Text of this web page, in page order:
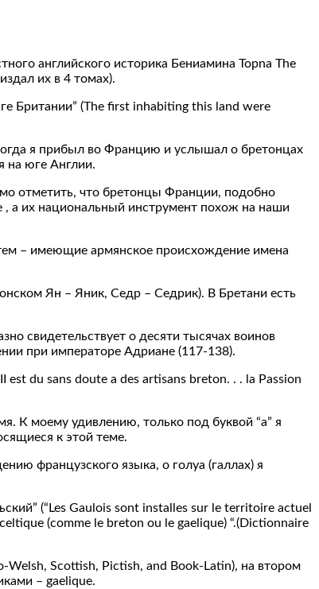
английского историка Бениамина Торnа The
их в 4 томах).
Британии” (The first inhabiting this land were
я прибыл во Францию и услышал о бретонцах
на юге Англии.
отметить, что бретонцы Франции, подобно
, а их национальный инструмент похож на наши
– имеющие армянское происхождение имена
Ян – Яник, Седр – Седрик). В Бретани есть
свидетельствует о десяти тысячах воинов
при императоре Адриане (117-138).
du sans doute a des artisans breton. . . la Passion
К моему удивлению, только под буквой “а” я
к этой теме.
французского языка, о голуа (галлах) я
(“Les Gaulois sont installes sur le territoire actuel
(comme le breton ou le gaelique) “.(Dictionnaire
Welsh, Scottish, Pictish, and Book-Latin), на втором
– gaelique.